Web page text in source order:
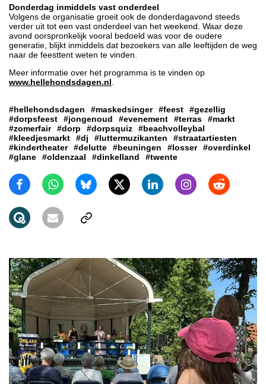
Donderdag inmiddels vast onderdeel
Volgens de organisatie groeit ook de donderdagavond steeds
verder uit tot een vast onderdeel van het weekend. Waar deze
avond oorspronkelijk vooral bedoeld was voor de oudere
generatie, blijkt inmiddels dat bezoekers van alle leeftijden de weg
naar de feesttent weten te vinden.
Meer informatie over het programma is te vinden op
www.hellehondsdagen.nl
#hellehondsdagen #maskedsinger #feest
#gezellig
#dorpsfeest
#jongenoud #evenement #terras
#markt
#zomerfair
#dorp #dorpsquiz
#beachvolleybal
#kleedjesmarkt
#dj #luttermuzikanten
#straatartiesten
#kindertheater
#delutte #beuningen #losser
#overdinkel
#glane
#oldenzaal #dinkelland #twente